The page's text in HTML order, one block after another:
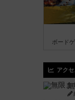
ボード
アク